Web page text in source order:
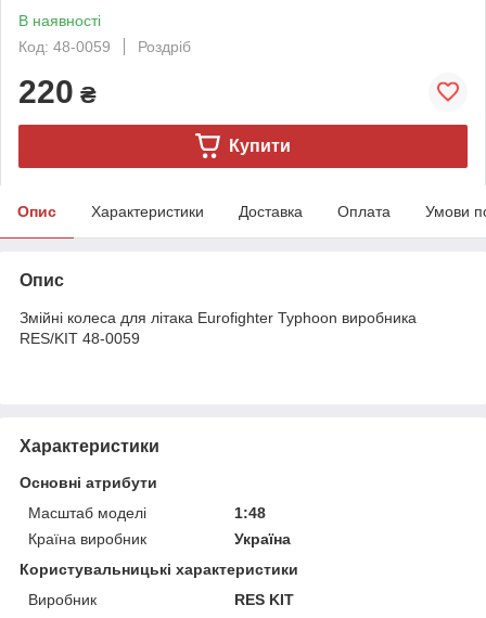
В наявності
Код: 48-0059
Роздріб
220 ₴
Купити
Опис Характеристики Доставка Оплата Умови
Опис
Змійні колеса для літака Eurofighter Typhoon виробника
RES/KIT 48-0059
Характеристики
Основні атрибути
Масштаб моделі
1:48
Країна виробник
Україна
Користувальницькі характеристики
Виробник
RES KIT